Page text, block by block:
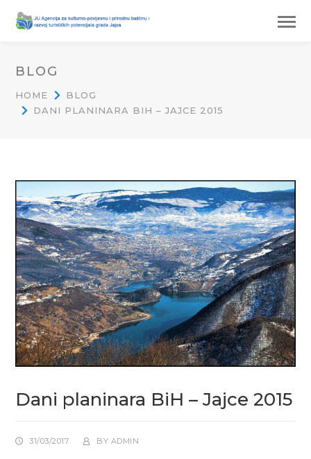
BLOG
HOME
BLOG
DANI PLANINARA BIH – JAJCE 2015
Dani planinara BiH – Jajce 2015
31/03/2017 BY ADMIN